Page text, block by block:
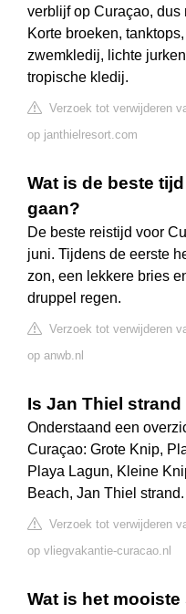
verblijf op Curaçao, dus
Korte broeken,
zwemkledij, lichte
tropische kledij.
Verzoek tot verwijderen
op janthielresort.com
Wat is de beste
gaan?
De beste reistijd voor
juni. Tijdens de eerste
zon, een lekkere bries
druppel regen.
Verzoek tot verwijderen
op anwb.nl
Is Jan Thiel
Onderstaand een
Curaçao: Grote Knip,
Playa Lagun, Kleine
Beach, Jan Thiel strand.
Verzoek tot verwijderen
op vliegvakantie-curacao.nl
Wat is het